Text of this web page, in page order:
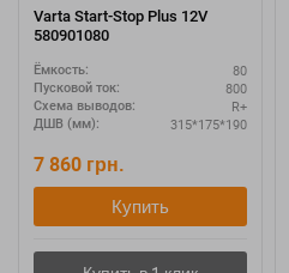
Varta Start-Stop Plus 12V
580901080
Ёмкость: 80
Пусковой ток: 800
Схема выводов: R+
ДШВ (мм): 315*175*190
7 860 грн.
Купить